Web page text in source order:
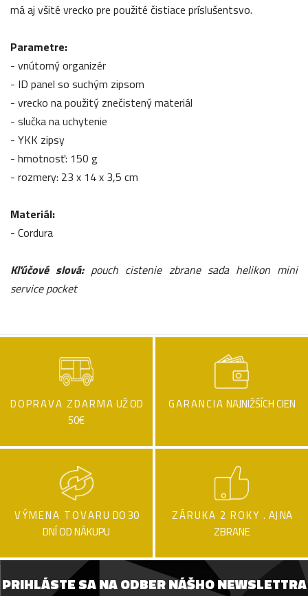
má aj všité vrecko pre použité čistiace príslušentsvo.
Parametre:
- vnútorný organizér
- ID panel so suchým zipsom
- vrecko na použitý znečistený materiál
- slučka na uchytenie
- YKK zipsy
- hmotnosť: 150 g
- rozmery: 23 x 14 x 3,5 cm
Materiál:
- Cordura
Kľúčové slová: pouch cistenie zbrane sada helikon mini
service pocket
DOPRAVA ZDARMA UŽ OD
50€
GARANCIA NAJNIŽŠÍCH CIEN
VÝMENA TOVARU DO 30
DNÍ OD NÁKUPU
ZÁRUKA 2 ROKY . AJ NA
ZBRANE
PRIHLÁSTE SA NA ODBER NÁŠHO NEWSLETTRA